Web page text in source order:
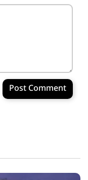
Post Comment